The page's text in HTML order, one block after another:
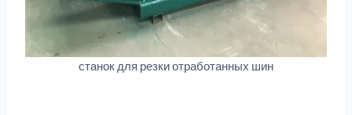
станок для резки отработанных шин